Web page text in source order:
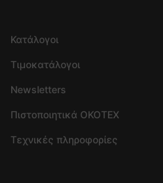
Κατάλογοι
Τιμοκατάλογοι
Newsletters
Πιστοποιητικά OKOTEX
Τεχνικές πληροφορίες